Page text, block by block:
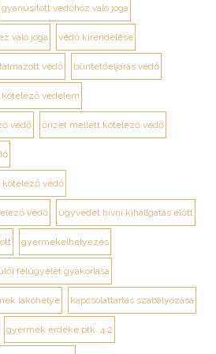
gyanúsított védőhöz való joga
való joga védő kirendelése
védő büntetőeljárás védő
védelem
védő őrizet mellett kötelező védő
kötelező védő
védő ügyvédet hívni kihallgatás előtt
gyermekelhelyezés
felügyelet gyakorlása
lakóhelye kapcsolattartás szabályozása
gyermek érdeke ptk. 4:2